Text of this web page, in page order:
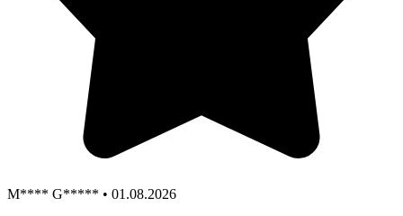
M**** G***** • 01.08.2026